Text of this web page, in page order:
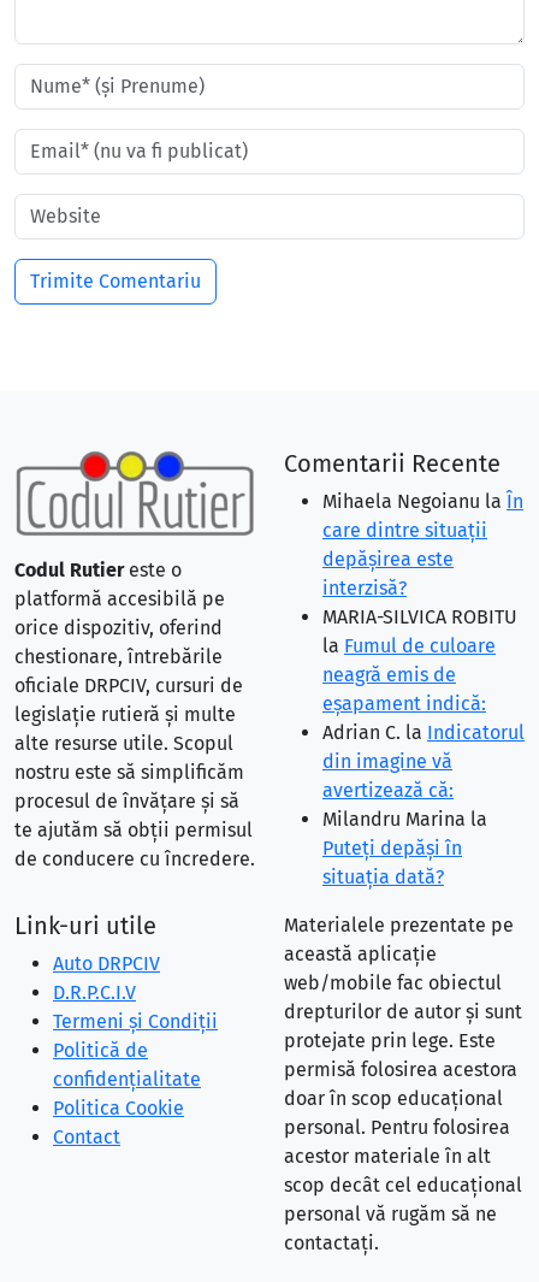
Codul Rutiereste o
platformă accesibilă pe
orice dispozitiv, oferind
chestionare, întrebările
oficiale DRPCIV, cursuri de
legislație rutieră și multe
alte resurse utile. Scopul
nostru este să simplificăm
procesul de învățare și să
te ajutăm să obții permisul
de conducere cu încredere.
Comentarii Recente
Mihaela Negoianu la În
care dintre situaţii
depăşirea este
interzisă?
MARIA-SILVICA ROBITU
la Fumul de culoare
neagră emis de
eşapament indică:
Adrian C. la Indicatorul
din imagine vă
avertizează că:
Milandru Marina la
Puteţi depăşi în
situaţia dată?
Link-uri utile
Auto DRPCIV
D.R.P.C.I.V
Termeni și Condiții
Politică de
confidențialitate
Politica Cookie
Contact
Materialele prezentate pe
această aplicație
web/mobile fac obiectul
drepturilor de autor și sunt
protejate prin lege. Este
permisă folosirea acestora
doar în scop educațional
personal. Pentru folosirea
acestor materiale în alt
scop decât cel educațional
personal vă rugăm să ne
contactați.